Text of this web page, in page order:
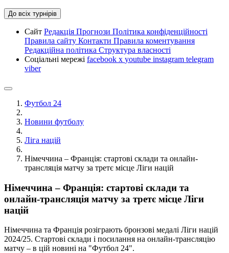
До всіх турнірів
Сайт Редакція Прогнози Політика конфіденційності
Правила сайту Контакти Правила коментування
Редакційна політика Структура власності
Соціальні мережі facebook x youtube instagram telegram
viber
Футбол 24
Новини футболу
Ліга націй
Німеччина – Франція: стартові склади та онлайн-
трансляція матчу за третє місце Ліги націй
Німеччина – Франція: стартові склади та
онлайн-трансляція матчу за третє місце Ліги
націй
Німеччина та Франція розіграють бронзові медалі Ліги націй
2024/25. Стартові склади і посилання на онлайн-трансляцію
матчу – в цій новині на "Футбол 24".